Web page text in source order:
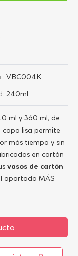
ml y 360 ml, de
capa lisa permite
más tiempo y sin
en cartón
vasos de cartón
apartado MÁS
VBC004K
240ml